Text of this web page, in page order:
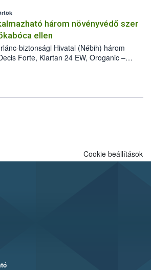
emellett az intézkedéseket a szlovák
a terjedés megállítása érdekében.
három növényvédő szer
ellen
biztonsági Hivatal (Nébih) három
Forte, Klartan 24 EW, Oroganic –
így azok a szüretet követően,
(BBCH 91) stádiumáig
lehetőség a károsító elleni további
is elérhető és ökológiai termesztésben is
Cookie beállítások